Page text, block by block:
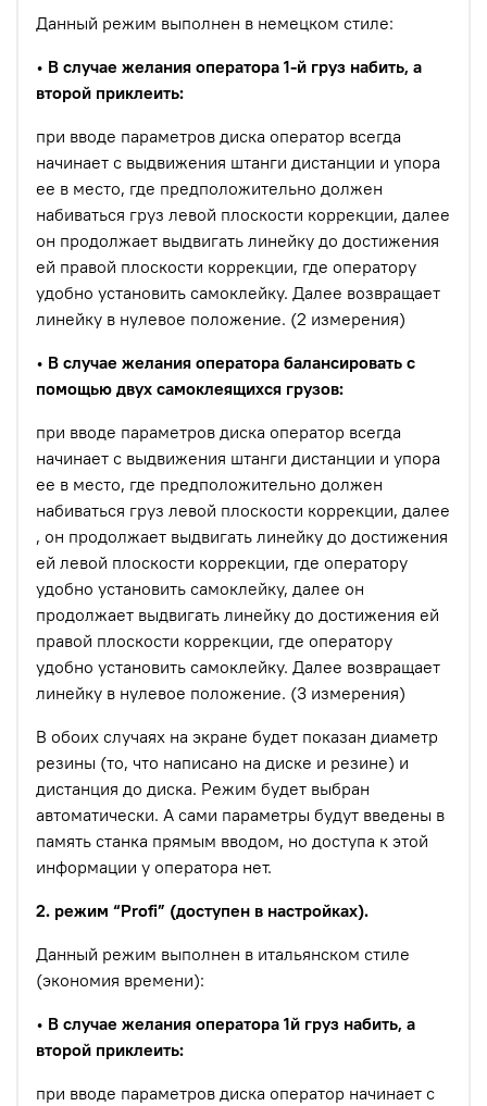
Данный режим выполнен в немецком стиле:
• В случае желания оператора 1-й груз набить, а
второй приклеить:
при вводе параметров диска оператор всегда
начинает с выдвижения штанги дистанции и упора
ее в место, где предположительно должен
набиваться груз левой плоскости коррекции, далее
он продолжает выдвигать линейку до достижения
ей правой плоскости коррекции, где оператору
удобно установить самоклейку. Далее возвращает
линейку в нулевое положение. (2 измерения)
• В случае желания оператора балансировать с
помощью двух самоклеящихся грузов:
при вводе параметров диска оператор всегда
начинает с выдвижения штанги дистанции и упора
ее в место, где предположительно должен
набиваться груз левой плоскости коррекции, далее
, он продолжает выдвигать линейку до достижения
ей левой плоскости коррекции, где оператору
удобно установить самоклейку, далее он
продолжает выдвигать линейку до достижения ей
правой плоскости коррекции, где оператору
удобно установить самоклейку. Далее возвращает
линейку в нулевое положение. (3 измерения)
В обоих случаях на экране будет показан диаметр
резины (то, что написано на диске и резине) и
дистанция до диска. Режим будет выбран
автоматически. А сами параметры будут введены в
память станка прямым вводом, но доступа к этой
информации у оператора нет.
2. режим “Profi” (доступен в настройках).
Данный режим выполнен в итальянском стиле
(экономия времени):
• В случае желания оператора 1й груз набить, а
второй приклеить:
при вводе параметров диска оператор начинает с